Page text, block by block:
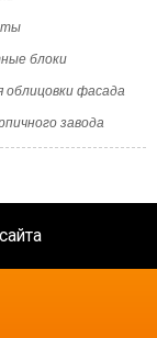
блоки
облицовки фасада
завода